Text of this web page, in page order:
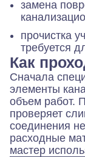
замена
прочистка
требуется
Как
Сначала
элементы
объем работ.
проверяет
соединения
расходные
мастер